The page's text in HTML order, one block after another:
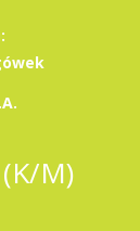
M)